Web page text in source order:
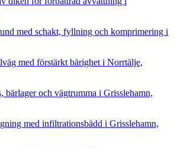
med schakt, fyllning och komprimering i
med förstärkt bärighet i Norrtälje,
bärlager och vägtrumma i Grisslehamn,
med infiltrationsbädd i Grisslehamn,